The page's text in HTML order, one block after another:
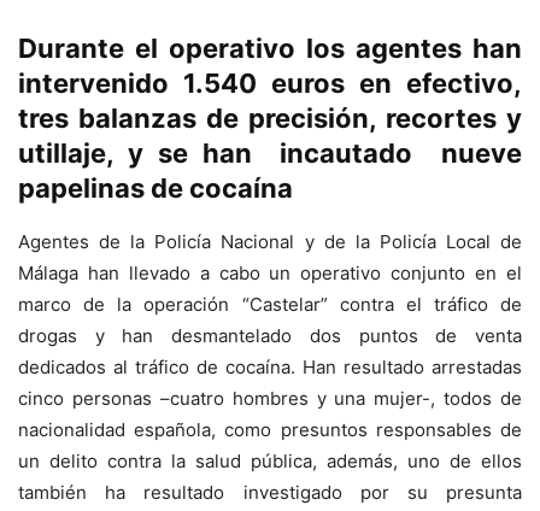
Durante el operativo los agentes han
intervenido 1.540 euros en efectivo,
tres balanzas de precisión, recortes y
utillaje, y se han incautado nueve
papelinas de cocaína
Agentes de la Policía Nacional y de la Policía Local de
Málaga han llevado a cabo un operativo conjunto en el
marco de la operación “Castelar” contra el tráfico de
drogas y han desmantelado dos puntos de venta
dedicados al tráfico de cocaína. Han resultado arrestadas
cinco personas –cuatro hombres y una mujer-, todos de
nacionalidad española, como presuntos responsables de
un delito contra la salud pública, además, uno de ellos
también ha resultado investigado por su presunta